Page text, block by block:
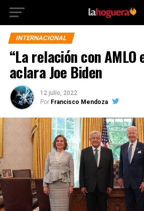
INTERNACIONAL
“La relación con AMLO
aclara Joe Biden
12 julio, 2022
Por Francisco Mendoza